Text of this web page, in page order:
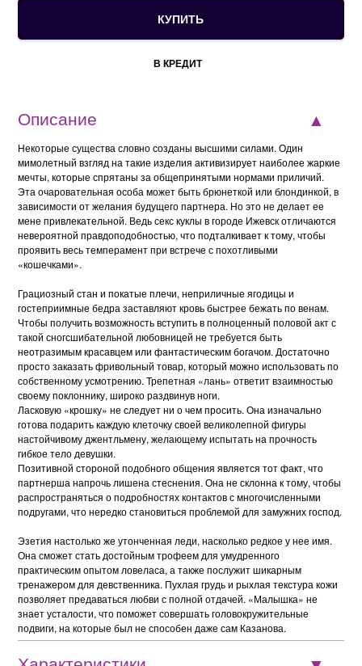
В КРЕДИТ
Описание
Некоторые существа словно созданы высшими силами. Один
мимолетный взгляд на такие изделия активизирует наиболее жаркие
мечты, которые спрятаны за общепринятыми нормами приличий.
Эта очаровательная особа может быть брюнеткой или блондинкой, в
зависимости от желания будущего партнера. Но это не делает ее
мене привлекательной. Ведь секс куклы в городе Ижевск отличаются
невероятной правдоподобностью, что подталкивает к тому, чтобы
проявить весь темперамент при встрече с похотливыми
«кошечками».
Грациозный стан и покатые плечи, неприличные ягодицы и
гостеприимные бедра заставляют кровь быстрее бежать по венам.
Чтобы получить возможность вступить в полноценный половой акт с
такой сногсшибательной любовницей не требуется быть
неотразимым красавцем или фантастическим богачом. Достаточно
просто заказать фривольный товар, который можно использовать по
собственному усмотрению. Трепетная «лань» ответит взаимностью
своему поклоннику, широко раздвинув ноги.
Ласковую «крошку» не следует ни о чем просить. Она изначально
готова подарить каждую клеточку своей великолепной фигуры
настойчивому джентльмену, желающему испытать на прочность
гибкое тело девушки.
Позитивной стороной подобного общения является тот факт, что
партнерша напрочь лишена стеснения. Она не склонна к тому, чтобы
распространяться о подробностях контактов с многочисленными
подругами, что нередко становиться проблемой для замужних господ.
Эзетия настолько же утонченная леди, насколько редкое у нее имя.
Она сможет стать достойным трофеем для умудренного
практическим опытом ловеласа, а также послужит шикарным
тренажером для девственника. Пухлая грудь и рыхлая текстура кожи
позволяет предаваться любви с полной отдачей. «Малышка» не
знает усталости, что поможет совершать головокружительные
подвиги, на которые был не способен даже сам Казанова.